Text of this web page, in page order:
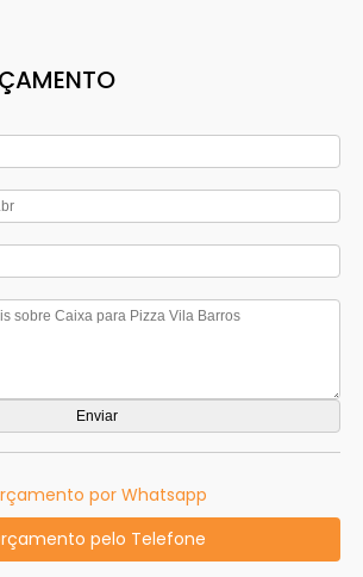
por Whatsapp
pelo Telefone